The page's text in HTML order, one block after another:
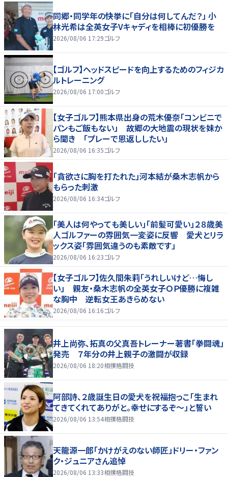
同郷・同学年の快挙に「自分は何してんだ？」 小
林光希は全英女子Vキャディを相棒に初優勝を
2026/08/06 17:29ゴルフ
【ゴルフ】ヘッドスピードを向上するためのフィジカ
ルトレーニング
2026/08/06 17:00ゴルフ
【女子ゴルフ】熊本県出身の荒木優奈「コンビニで
パンもご飯もない」 故郷の大地震の現状を妹か
ら聞き 「プレーで恩返ししたい」
2026/08/06 16:35ゴルフ
「貪欲さに胸を打たれた」河本結が桑木志帆から
もらった刺激
2026/08/06 16:34ゴルフ
「美人は何やっても美しい」「前髪可愛い」２８歳美
人ゴルファーの雰囲気一変姿に反響 愛犬とリラ
ックス姿「雰囲気違うのも素敵です」
2026/08/06 16:23ゴルフ
【女子ゴルフ】佐久間朱莉「うれしいけど…悔し
い」 親友・桑木志帆の全英女子ＯＰ優勝に複雑
な胸中 逆転女王あきらめない
2026/08/06 16:16ゴルフ
井上尚弥、拓真の父真吾トレーナー著書「拳闘魂」
発売 ７年分の井上親子の激闘が収録
2026/08/06 18:20相撲格闘技
阿部詩、２歳誕生日の愛犬を祝福抱っこ「生まれ
てきてくれてありがと。幸せにするぞ～」と誓い
2026/08/06 13:54相撲格闘技
天龍源一郎「かけがえのない師匠」ドリー・ファン
ク・ジュニアさん追悼
2026/08/06 13:33相撲格闘技